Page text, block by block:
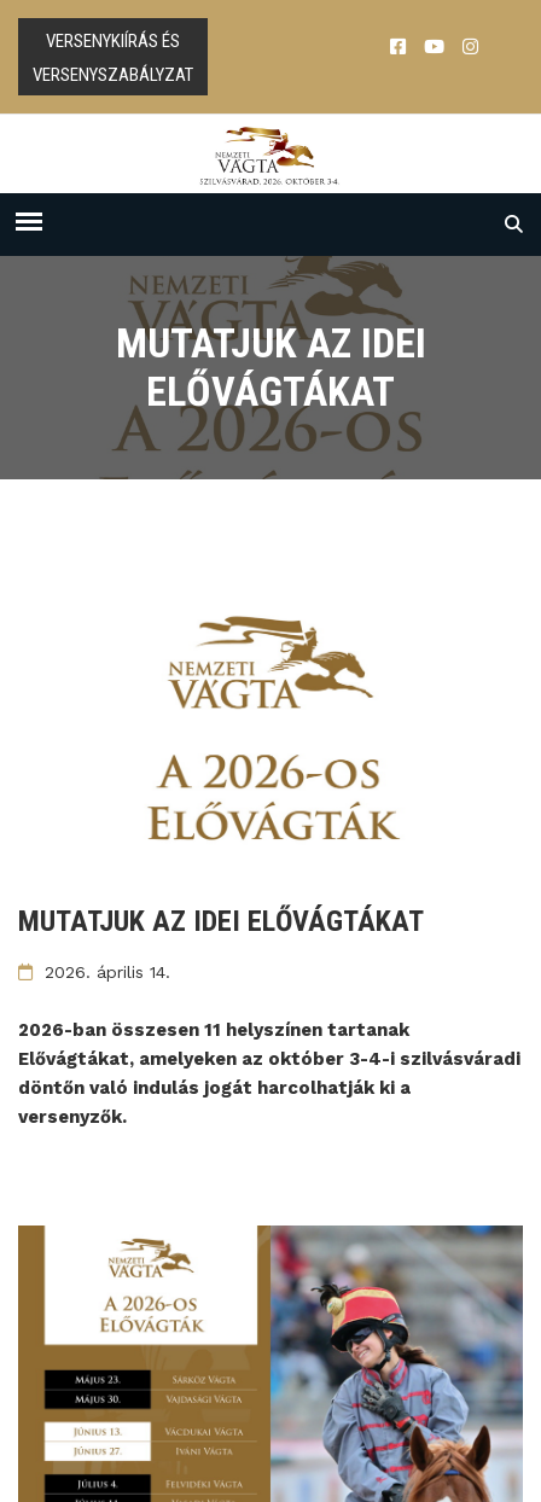
VERSENYKIÍRÁS ÉS
VERSENYSZABÁLYZAT
MUTATJUK AZ IDEI
ELŐVÁGTÁKAT
MUTATJUK AZ IDEI ELŐVÁGTÁKAT
2026. április 14.
2026-ban összesen 11 helyszínen tartanak
Elővágtákat, amelyeken az október 3-4-i szilvásváradi
döntőn való indulás jogát harcolhatják ki a
versenyzők.